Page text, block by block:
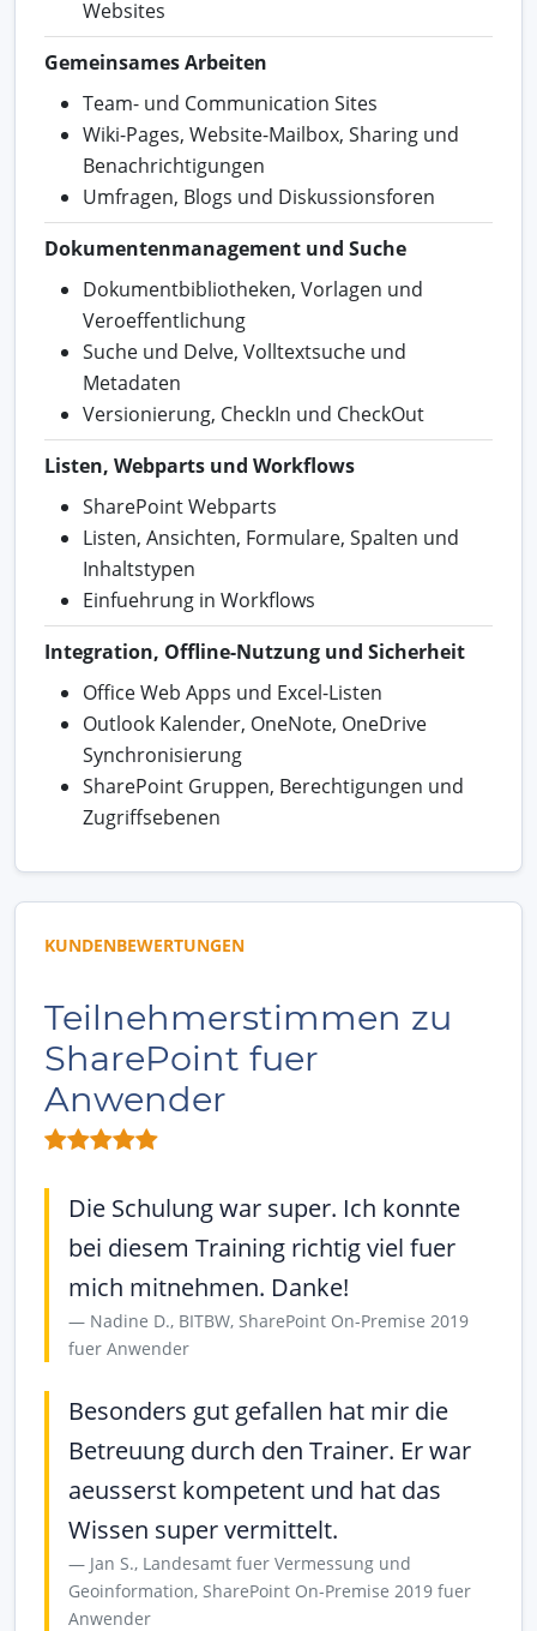
Websites
Gemeinsames Arbeiten
Team- und Communication Sites
Wiki-Pages, Website-Mailbox, Sharing und
Benachrichtigungen
Umfragen, Blogs und Diskussionsforen
Dokumentenmanagement und Suche
Dokumentbibliotheken, Vorlagen und
Veroeffentlichung
Suche und Delve, Volltextsuche und
Metadaten
Versionierung, CheckIn und CheckOut
Listen, Webparts und Workflows
SharePoint Webparts
Listen, Ansichten, Formulare, Spalten und
Inhaltstypen
Einfuehrung in Workflows
Integration, Offline-Nutzung und Sicherheit
Office Web Apps und Excel-Listen
Outlook Kalender, OneNote, OneDrive
Synchronisierung
SharePoint Gruppen, Berechtigungen und
Zugriffsebenen
KUNDENBEWERTUNGEN
Teilnehmerstimmen zu
SharePoint fuer
Anwender
Die Schulung war super. Ich konnte
bei diesem Training richtig viel fuer
mich mitnehmen. Danke!
Nadine D., BITBW, SharePoint On-Premise 2019
fuer Anwender
Besonders gut gefallen hat mir die
Betreuung durch den Trainer. Er war
aeusserst kompetent und hat das
Wissen super vermittelt.
Jan S., Landesamt fuer Vermessung und
Geoinformation, SharePoint On-Premise 2019 fuer
Anwender